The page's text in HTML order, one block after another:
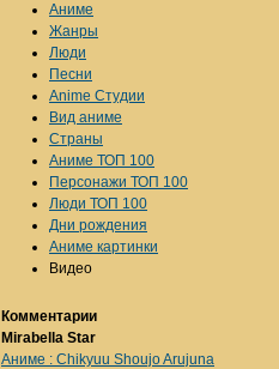
Аниме
Жанры
Люди
Песни
Anime Студии
Вид аниме
Страны
Аниме ТОП 100
Персонажи ТОП 100
Люди ТОП 100
Дни рождения
Аниме картинки
Видео
Комментарии
Mirabella Star
Аниме : Chikyuu Shoujo Arujuna